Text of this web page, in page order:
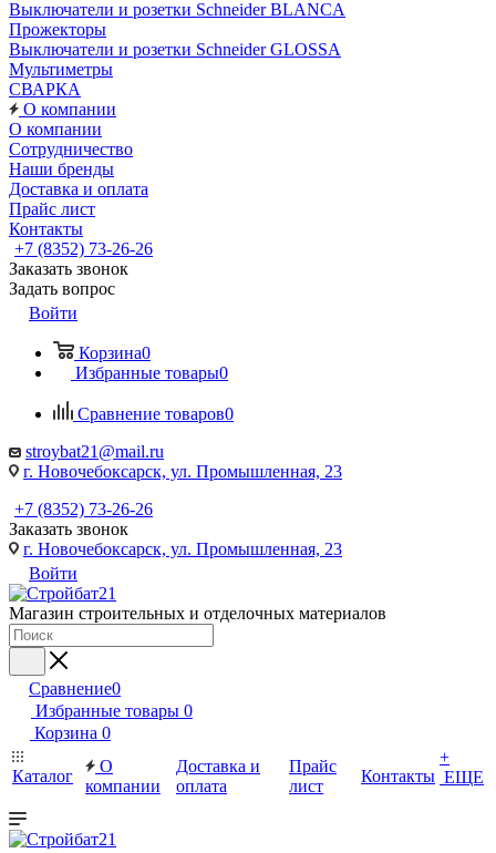
Выключатели и розетки Schneider BLANCA
Прожекторы
Выключатели и розетки Schneider GLOSSA
Мультиметры
СВАРКА
О компании
О компании
Сотрудничество
Наши бренды
Доставка и оплата
Прайс лист
Контакты
+7 (8352) 73-26-26
Заказать звонок
Задать вопрос
Войти
Корзина0
Избранные товары0
Сравнение товаров0
stroybat21@mail.ru
г. Новочебоксарск, ул. Промышленная, 23
+7 (8352) 73-26-26
Заказать звонок
г. Новочебоксарск, ул. Промышленная, 23
Войти
Магазин строительных и отделочных материалов
Сравнение0
Избранные товары 0
Корзина 0
Каталог
О
компании
Доставка и
оплата
Прайс
лист
Контакты
+
ЕЩЕ